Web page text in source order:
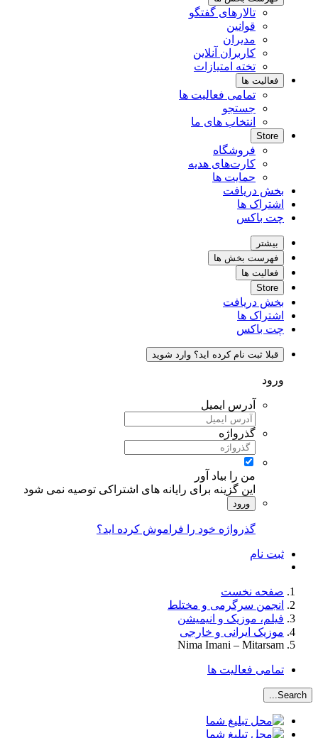
تالارهای گفتگو
قوانین
مدیران
کاربران آنلاین
تخته امتیازات
فعالیت ها
تمامی فعالیت ها
جستجو
انتخاب های ما
Store
فروشگاه
کارت‌های هدیه
حمایت ها
بخش دریافت
اشتراک ها
چت باکس
بیشتر
فهرست بخش ها
فعالیت ها
Store
بخش دریافت
اشتراک ها
چت باکس
قبلا ثبت نام کرده اید؟ وارد شوید
ورود
آدرس ایمیل
گذرواژه
من را بیاد آور
این گزینه برای رایانه های اشتراکی توصیه نمی شود
ورود
گذرواژه خود را فراموش کرده اید؟
ثبت نام
صفحه نخست
انجمن سرگرمی و مختلط
فیلم، موزیک و انیمیشن
موزیک ایرانی و خارجی
Nima Imani – Mitarsam
تمامی فعالیت ها
Search...